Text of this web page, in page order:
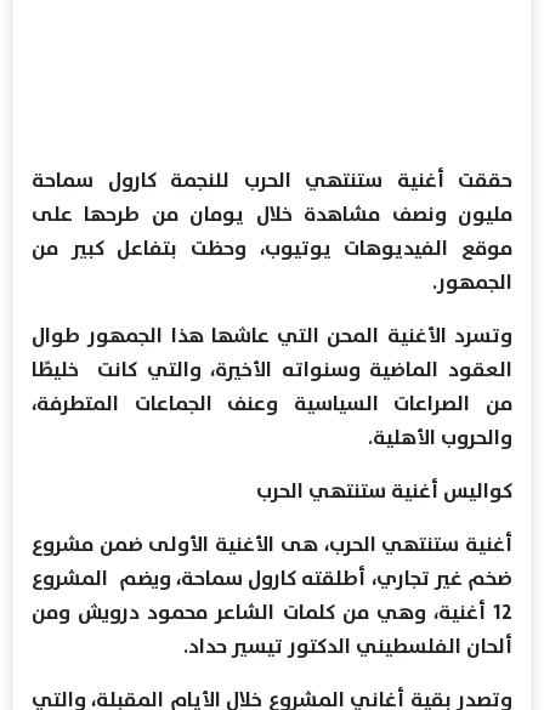
حققت أغنية ستنتهي الحرب للنجمة كارول سماحة
مليون ونصف مشاهدة خلال يومان من طرحها على
موقع الفيديوهات يوتيوب، وحظت بتفاعل كبير من
الجمهور.
وتسرد الأغنية المحن التي عاشها هذا الجمهور طوال
العقود الماضية وسنواته الأخيرة، والتي كانت خليطًا
من الصراعات السياسية وعنف الجماعات المتطرفة،
والحروب الأهلية.
كواليس أغنية ستنتهي الحرب
أغنية ستنتهي الحرب، هى الأغنية الأولى ضمن مشروع
ضخم غير تجاري، أطلقته كارول سماحة، ويضم المشروع
12 أغنية، وهي من كلمات الشاعر محمود درويش ومن
ألحان الفلسطيني الدكتور تيسير حداد.
وتصدر بقية أغاني المشروع خلال الأيام المقبلة، والتي